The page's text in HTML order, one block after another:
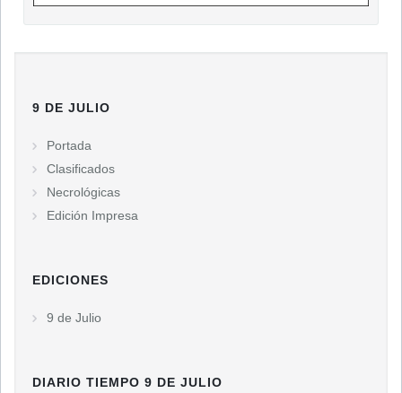
9 DE JULIO
Portada
Clasificados
Necrológicas
Edición Impresa
EDICIONES
9 de Julio
DIARIO TIEMPO 9 DE JULIO